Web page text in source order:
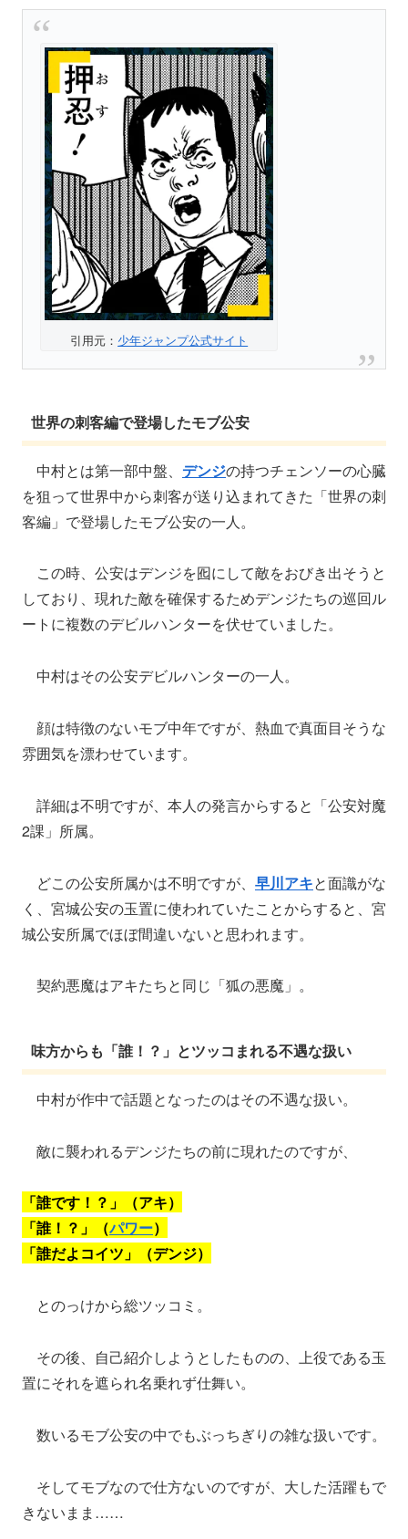
引用元： 少年ジャンプ公式サイト
世界の刺客編で登場したモブ公安
中村とは第一部中盤、 デンジの持つチェンソーの心臓
を狙って世界中から刺客が送り込まれてきた「世界の刺
客編」で登場したモブ公安の一人。
この時、公安はデンジを囮にして敵をおびき出そうと
しており、現れた敵を確保するためデンジたちの巡回ル
ートに複数のデビルハンターを伏せていました。
中村はその公安デビルハンターの一人。
顔は特徴のないモブ中年ですが、熱血で真面目そうな
雰囲気を漂わせています。
詳細は不明ですが、本人の発言からすると「公安対魔
2課」所属。
どこの公安所属かは不明ですが、 早川アキと面識がな
く、宮城公安の玉置に使われていたことからすると、宮
城公安所属でほぼ間違いないと思われます。
契約悪魔はアキたちと同じ「狐の悪魔」。
味方からも「誰！？」とツッコまれる不遇な扱い
中村が作中で話題となったのはその不遇な扱い。
敵に襲われるデンジたちの前に現れたのですが、
「誰です！？」（アキ）
「誰！？」（パワー）
「誰だよコイツ」（デンジ）
とのっけから総ツッコミ。
その後、自己紹介しようとしたものの、上役である玉
置にそれを遮られ名乗れず仕舞い。
数いるモブ公安の中でもぶっちぎりの雑な扱いです。
そしてモブなので仕方ないのですが、大した活躍もで
きないまま……